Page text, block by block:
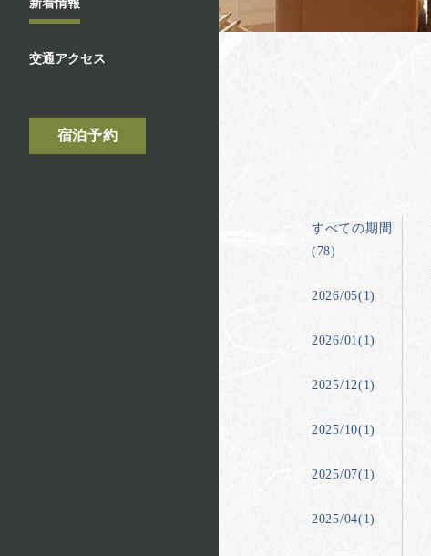
新着情報
交通アクセス
宿泊予約
すべての期間
(78)
2026/05(1)
2026/01(1)
2025/12(1)
2025/10(1)
2025/07(1)
2025/04(1)